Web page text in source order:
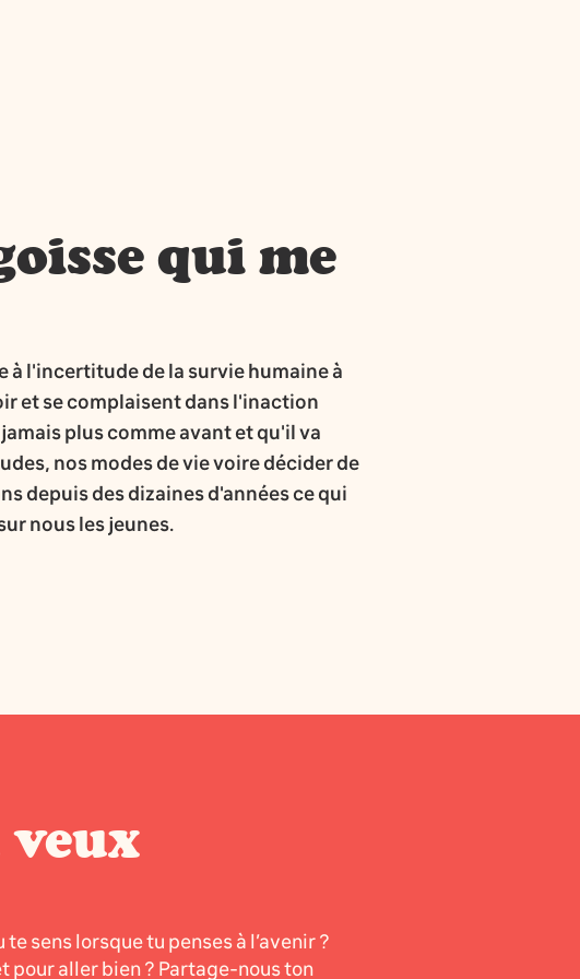
qui me
à l'incertitude de la survie humaine à
et se complaisent dans l'inaction
plus comme avant et qu'il va
nos modes de vie voire décider de
depuis des dizaines d'années ce qui
nous les jeunes.
veux
sens lorsque tu penses à l’avenir ?
pour aller bien ? Partage-nous ton